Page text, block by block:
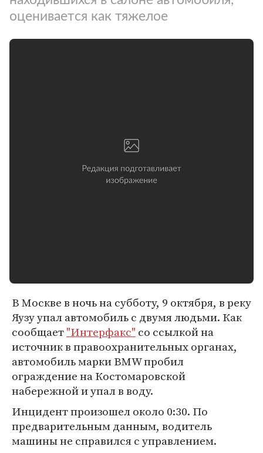
оценивается как тяжелое
В Москве в ночь на субботу, 9 октября, в реку
Яузу упал автомобиль с двумя людьми. Как
сообщает"Интерфакс" со ссылкой на
источник в правоохранительных органах,
автомобиль марки BMW пробил
ограждение на Костомаровской
набережной и упал в воду.
Инцидент произошел около 0:30. По
предварительным данным, водитель
машины не справился с управлением.